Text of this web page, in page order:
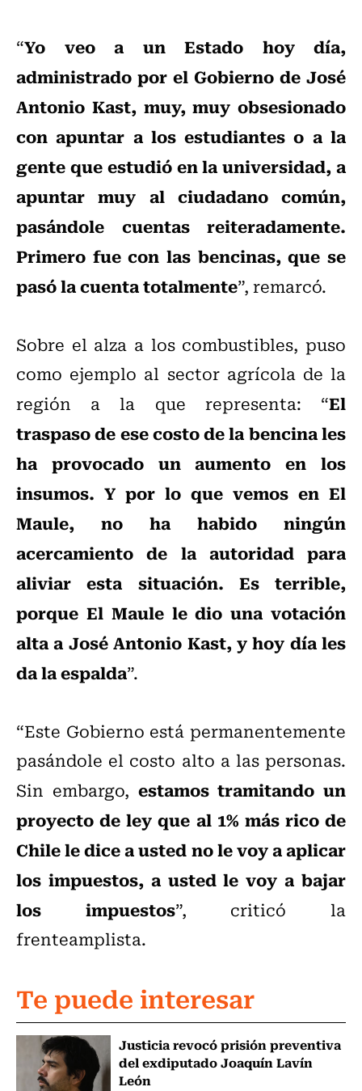
“Yo veo a un Estado hoy día,
administrado por el Gobierno de José
Antonio Kast, muy, muy obsesionado
con apuntar a los estudiantes o a la
gente que estudió en la universidad, a
apuntar muy al ciudadano común,
pasándole cuentas reiteradamente.
Primero fue con las bencinas, que se
pasó la cuenta totalmente”, remarcó.
Sobre el alza a los combustibles, puso
como ejemplo al sector agrícola de la
región a la que representa: “El
traspaso de ese costo de la bencina les
ha provocado un aumento en los
insumos. Y por lo que vemos en El
Maule, no ha habido ningún
acercamiento de la autoridad para
aliviar esta situación. Es terrible,
porque El Maule le dio una votación
alta a José Antonio Kast, y hoy día les
da la espalda”.
“Este Gobierno está permanentemente
pasándole el costo alto a las personas.
Sin embargo, estamos tramitando un
proyecto de ley que al 1% más rico de
Chile le dice a usted no le voy a aplicar
los impuestos, a usted le voy a bajar
los impuestos”, criticó la
frenteamplista.
Te puede interesar
Justicia revocó prisión preventiva
del exdiputado Joaquín Lavín
León